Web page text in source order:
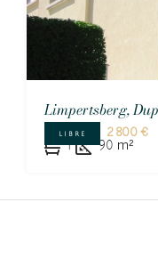
Limpertsberg,
LIBRE 2 800 €
1 90 m²